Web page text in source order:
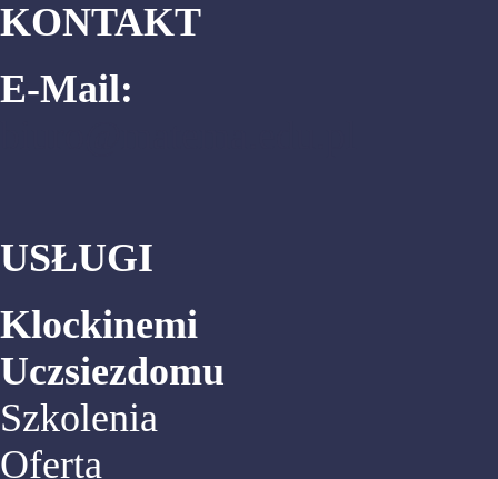
KONTAKT
E-Mail:
USŁUGI
Klockinemi
Uczsiezdomu
Szkolenia
Oferta